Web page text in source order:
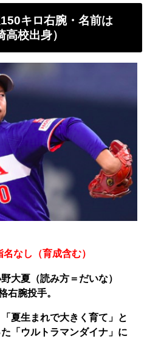
キロ右腕・名前は
高校出身）
なし（育成含む）
大夏（読み方＝だいな）
右腕投手。
夏生まれで大きく育て」と
「ウルトラマンダイナ」に